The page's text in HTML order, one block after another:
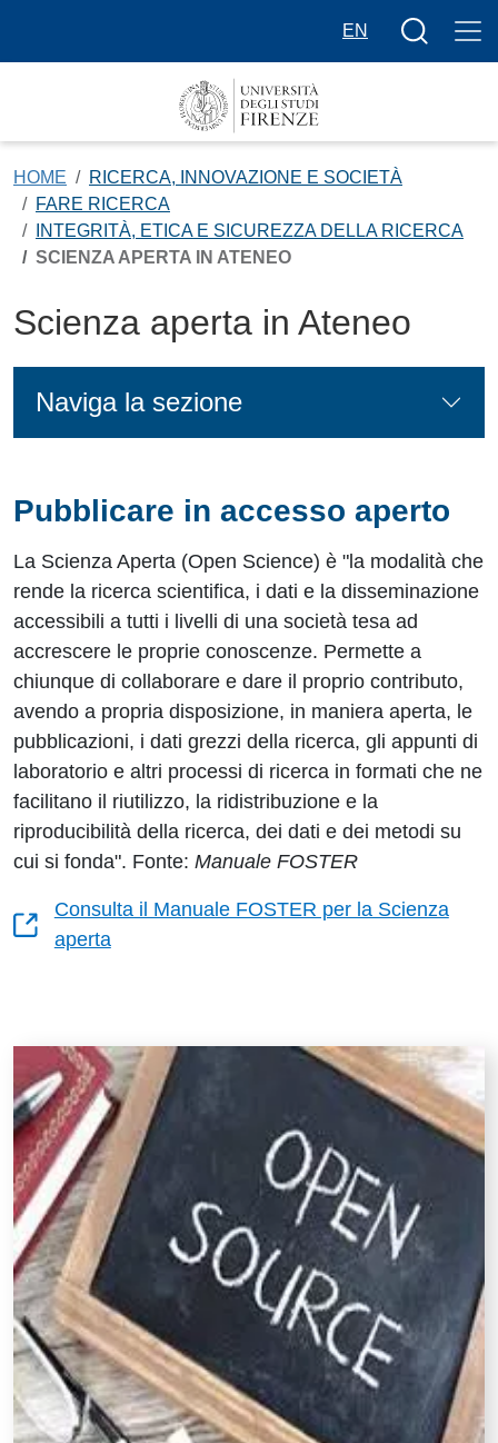
EN
Bottone
HOME
RICERCA, INNOVAZIONE E SOCIETÀ
FARE RICERCA
INTEGRITÀ, ETICA E SICUREZZA DELLA RICERCA
SCIENZA APERTA IN ATENEO
Scienza aperta in Ateneo
Pubblicare in accesso aperto
La Scienza Aperta (Open Science) è "la modalità che
rende la ricerca scientifica, i dati e la disseminazione
accessibili a tutti i livelli di una società tesa ad
accrescere le proprie conoscenze. Permette a
chiunque di collaborare e dare il proprio contributo,
avendo a propria disposizione, in maniera aperta, le
pubblicazioni, i dati grezzi della ricerca, gli appunti di
laboratorio e altri processi di ricerca in formati che ne
facilitano il riutilizzo, la ridistribuzione e la
riproducibilità della ricerca, dei dati e dei metodi su
cui si fonda". Fonte: Manuale FOSTER
Consulta il Manuale FOSTER per la Scienza
aperta
Risorse utili
Naviga la sezione